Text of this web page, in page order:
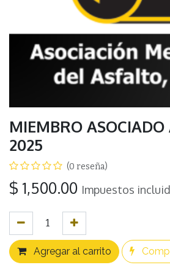
MIEMBRO
2025
(0 reseña)
$ 1,500.00 Impuestos
Agregar al carrito